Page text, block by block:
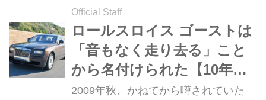
Official Staff
ロールスロイス ゴーストは
「音もなく走り去る」こと
から名付けられた【10年ひ
と昔の新車】
2009年秋、かねてから噂されていた